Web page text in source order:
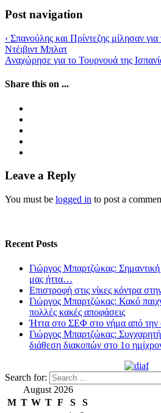
Post navigation
‹ Σπανούλης και Πρίντεζης μίλησαν
Ντέιβιντ Μπλατ
Αναχώρησε για το Τουρνουά της
Share this on ...
Leave a Reply
You must be logged in to post a
Recent Posts
Γιώργος Μπαρτζώκας: Σημαντική
μας ήττα…
Επιστροφή στις νίκες κόντρα
Γιώργος Μπαρτζώκας: Κακό
πολλές κακές αποφάσεις
Ήττα στο ΣΕΦ στο νήμα από
Γιώργος Μπαρτζώκας:
διάθεση διακοπών στο 1ο
Search for:
August 2026
M T W T F S
S